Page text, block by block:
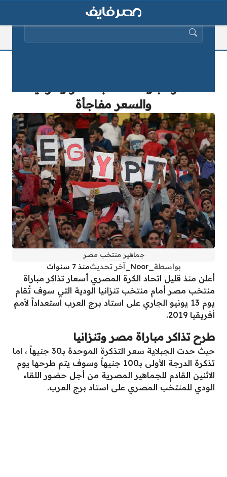
والسعر مفاجأة
جماهير منتخب مصر
بواسطة _Noor_ آخر تحديثمنذ 7 سنوات
أعلن منذ قليل اتحاد الكرة المصري أسعار تذاكر مباراة
منتخب مصر أمام منتخب تنزانيا الودية التي سوف تُقام
يوم 13 يونيو الجاري على استاد برج العرب استعداداً لأمم
أفريقيا 2019.
طرح تذاكر مباراة مصر وتنزانيا
حيث حدت الجبلاية سعر التذكرة الموحدة بـ30 جنيهاً ، اما
تذكرة الدرجة الأولى بـ100 جنيهاً وسوف يتم طرحها يوم
الاثنين القادم للجماهير المصرية من أجل حضور اللقاء
الودي للمنتخب المصري على استاد برج العرب.
البحث عن: